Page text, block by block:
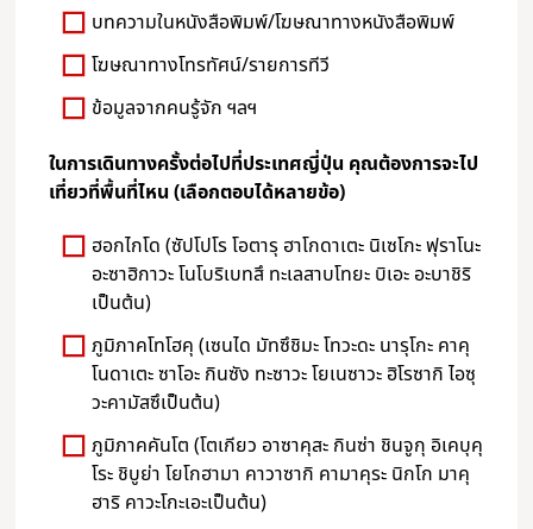
บทความในหนังสือพิมพ์/โฆษณาทางหนังสือพิมพ์
โฆษณาทางโทรทัศน์/รายการทีวี
ข้อมูลจากคนรู้จัก ฯลฯ
ในการเดินทางครั้งต่อไปที่ประเทศญี่ปุ่น คุณต้องการจะไป
เที่ยวที่พื้นที่ไหน (เลือกตอบได้หลายข้อ)
ฮอกไกโด (ซัปโปโร โอตารุ ฮาโกดาเตะ นิเซโกะ ฟุราโนะ
อะซาฮิกาวะ โนโบริเบทสึ ทะเลสาบโทยะ บิเอะ อะบาชิริ
เป็นต้น)
ภูมิภาคโทโฮคุ (เซนได มัทซึชิมะ โทวะดะ นารุโกะ คาคุ
โนดาเตะ ซาโอะ กินซัง ทะซาวะ โยเนซาวะ ฮิโรซากิ ไอซุ
วะคามัสซึเป็นต้น)
ภูมิภาคคันโต (โตเกียว อาซาคุสะ กินซ่า ชินจูกุ อิเคบุคุ
โระ ชิบูย่า โยโกฮามา คาวาซากิ คามาคุระ นิกโก มาคุ
ฮาริ คาวะโกะเอะเป็นต้น)